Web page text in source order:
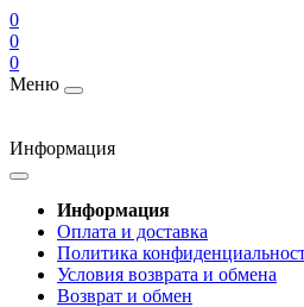
0
0
0
Меню
Информация
Информация
Оплата и доставка
Политика
Условия возврата и обмена
Возврат и обмен